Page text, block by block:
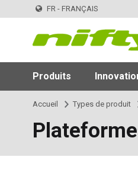
FR - FRANÇAIS
Produits
Accueil Types de produit